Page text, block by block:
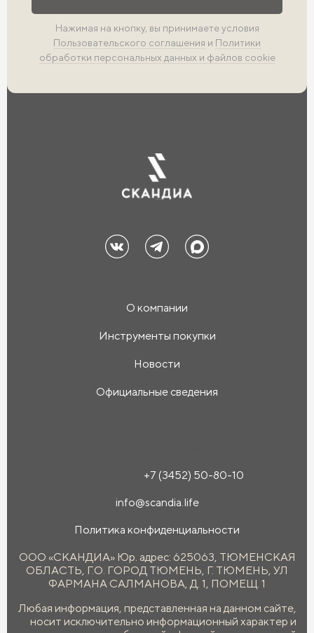
Нажимая на кнопку, вы принимаете условия
Пользовательского соглашения и Политики
обработки персональных данных и файлов cookie
О компании
Инструменты покупки
Новости
Официальные сведения
+7 (3452) 50-80-10
info@scandia.life
Политика конфиденциальности
ООО «СКАНДИА» Юр. адрес: 625063, ТЮМЕНСКАЯ
ОБЛАСТЬ, Г.О. ГОРОД ТЮМЕНЬ, Г. ТЮМЕНЬ, УЛ
ФАРМАНА САЛМАНОВА, Д. 1, ПОМЕЩ. 1
Любая информация, представленная на данном сайте,
носит исключительно информационный характер и